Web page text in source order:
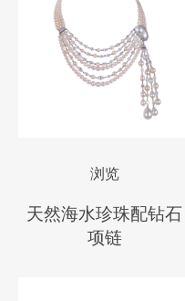
浏览
天然海水珍珠配钻石
项链